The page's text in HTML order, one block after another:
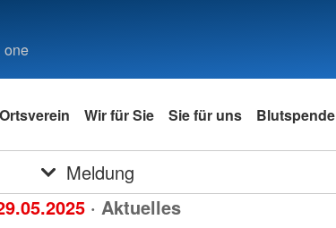
one
Wir für Sie Sie für uns Blutspende
Meldung
· Aktuelles